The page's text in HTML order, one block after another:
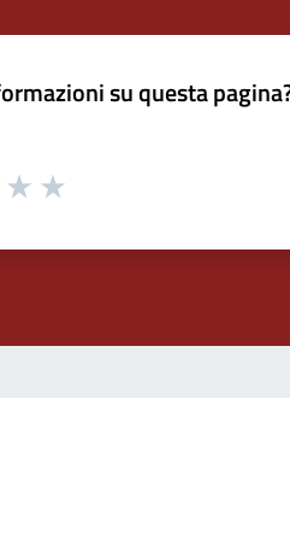
su questa